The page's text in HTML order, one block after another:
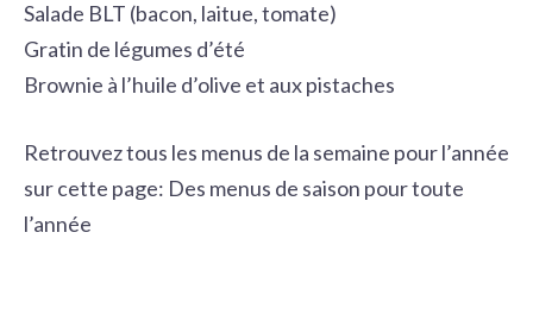
Salade BLT (bacon, laitue, tomate)
Gratin de légumes d’été
Brownie à l’huile d’olive et aux pistaches
Retrouvez tous les menus de la semaine pour l’année
sur cette page: Des menus de saison pour toute
l’année